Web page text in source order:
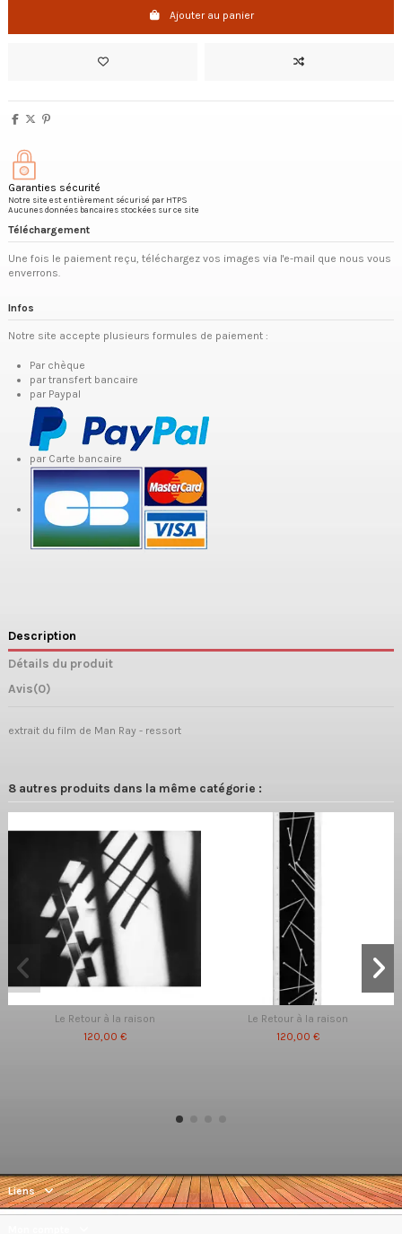
Ajouter au panier
Garanties sécurité
Notre site est entièrement sécurisé par HTPS
Aucunes données bancaires stockées sur ce site
Téléchargement
Une fois le paiement reçu, téléchargez vos images via l'e-mail que nous vous
enverrons.
Infos
Notre site accepte plusieurs formules de paiement :
Par chèque
par transfert bancaire
par Paypal
par Carte bancaire
Description
Détails du produit
Avis(0)
extrait du film de Man Ray - ressort
8 autres produits dans la même catégorie :
Le Retour à la raison
120,00 €
Le Retour à la raison
120,00 €
Liens